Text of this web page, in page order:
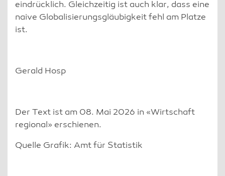
eindrücklich. Gleichzeitig ist auch klar, dass eine
naive Globalisierungsgläubigkeit fehl am Platze
ist.
Gerald Hosp
Der Text ist am 08. Mai 2026 in «Wirtschaft
regional» erschienen.
Quelle Grafik: Amt für Statistik